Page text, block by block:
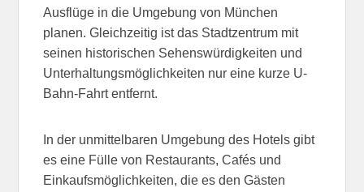
Ausflüge in die Umgebung von München
planen. Gleichzeitig ist das Stadtzentrum mit
seinen historischen Sehenswürdigkeiten und
Unterhaltungsmöglichkeiten nur eine kurze U-
Bahn-Fahrt entfernt.
In der unmittelbaren Umgebung des Hotels gibt
es eine Fülle von Restaurants, Cafés und
Einkaufsmöglichkeiten, die es den Gästen